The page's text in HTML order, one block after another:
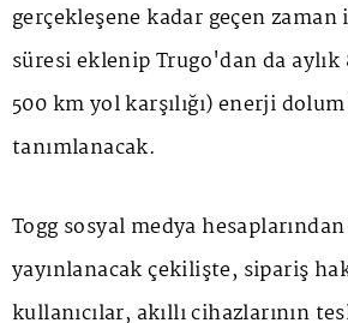
gerçekleşene kadar geçen
süresi eklenip Trugo'dan da aylık
500 km yol karşılığı) enerji
tanımlanacak.
Togg sosyal medya
yayınlanacak çekilişte, sipariş
kullanıcılar, akıllı cihazlarının